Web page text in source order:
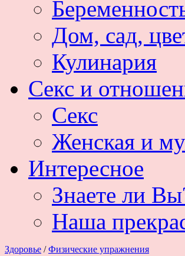
Дом, сад,
Кулинария
Секс и
Секс
Женская и
Интересное
Знаете ли
Наша
Здоровье / Физические упражнения